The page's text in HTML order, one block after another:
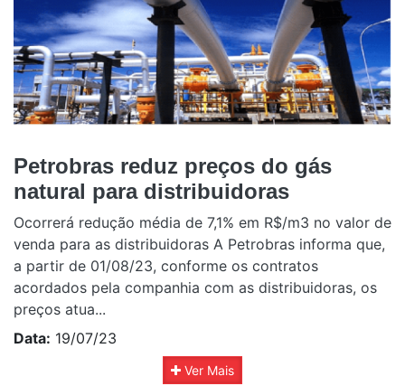
Petrobras reduz preços do gás
natural para distribuidoras
Ocorrerá redução média de 7,1% em R$/m3 no valor de
venda para as distribuidoras A Petrobras informa que,
a partir de 01/08/23, conforme os contratos
acordados pela companhia com as distribuidoras, os
preços atua...
Data: 19/07/23
Ver Mais